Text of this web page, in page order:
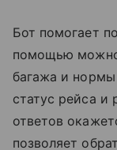
Бот помогает
помощью можно
багажа и нормы
статус рейса и
ответов
позволяет